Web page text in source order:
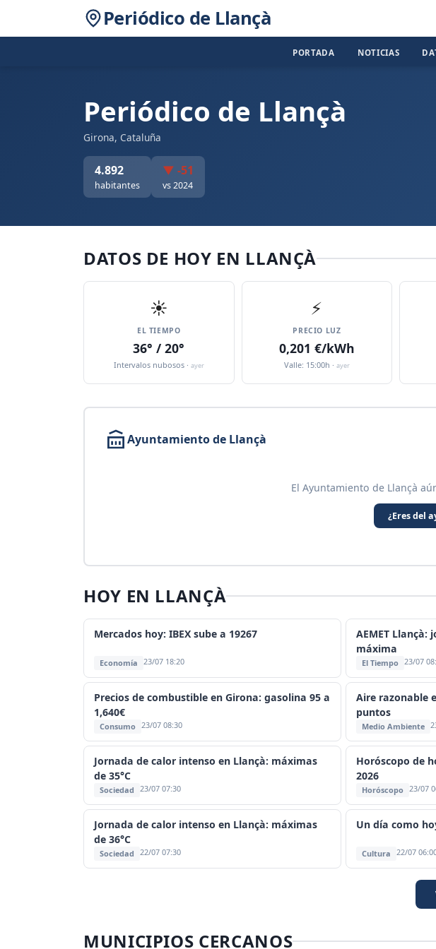
Periódico de Llançà
PORTADA NOTICIAS
Periódico de Llançà
Girona, Cataluña
4.892
habitantes
▼ -51
vs 2024
DATOS DE HOY EN LLANÇÀ
☀️
EL TIEMPO
36° / 20°
Intervalos nubosos · ayer
⚡
PRECIO LUZ
0,201 €/kWh
Valle: 15:00h · ayer
Ayuntamiento de Llançà
El Ayuntamiento de Llançà
¿Eres del
HOY EN LLANÇÀ
Mercados hoy: IBEX sube a 19267
Economía 23/07 18:20
AEMET Llançà:
máxima
El Tiempo 23/07
Precios de combustible en Girona: gasolina 95 a
1,640€
Consumo 23/07 08:30
Aire razonable
puntos
Medio Ambiente
Jornada de calor intenso en Llançà: máximas
de 35°C
Sociedad 23/07 07:30
Horóscopo de
2026
Horóscopo 23/07
Jornada de calor intenso en Llançà: máximas
de 36°C
Sociedad 22/07 07:30
Un día como
Cultura 22/07
MUNICIPIOS CERCANOS